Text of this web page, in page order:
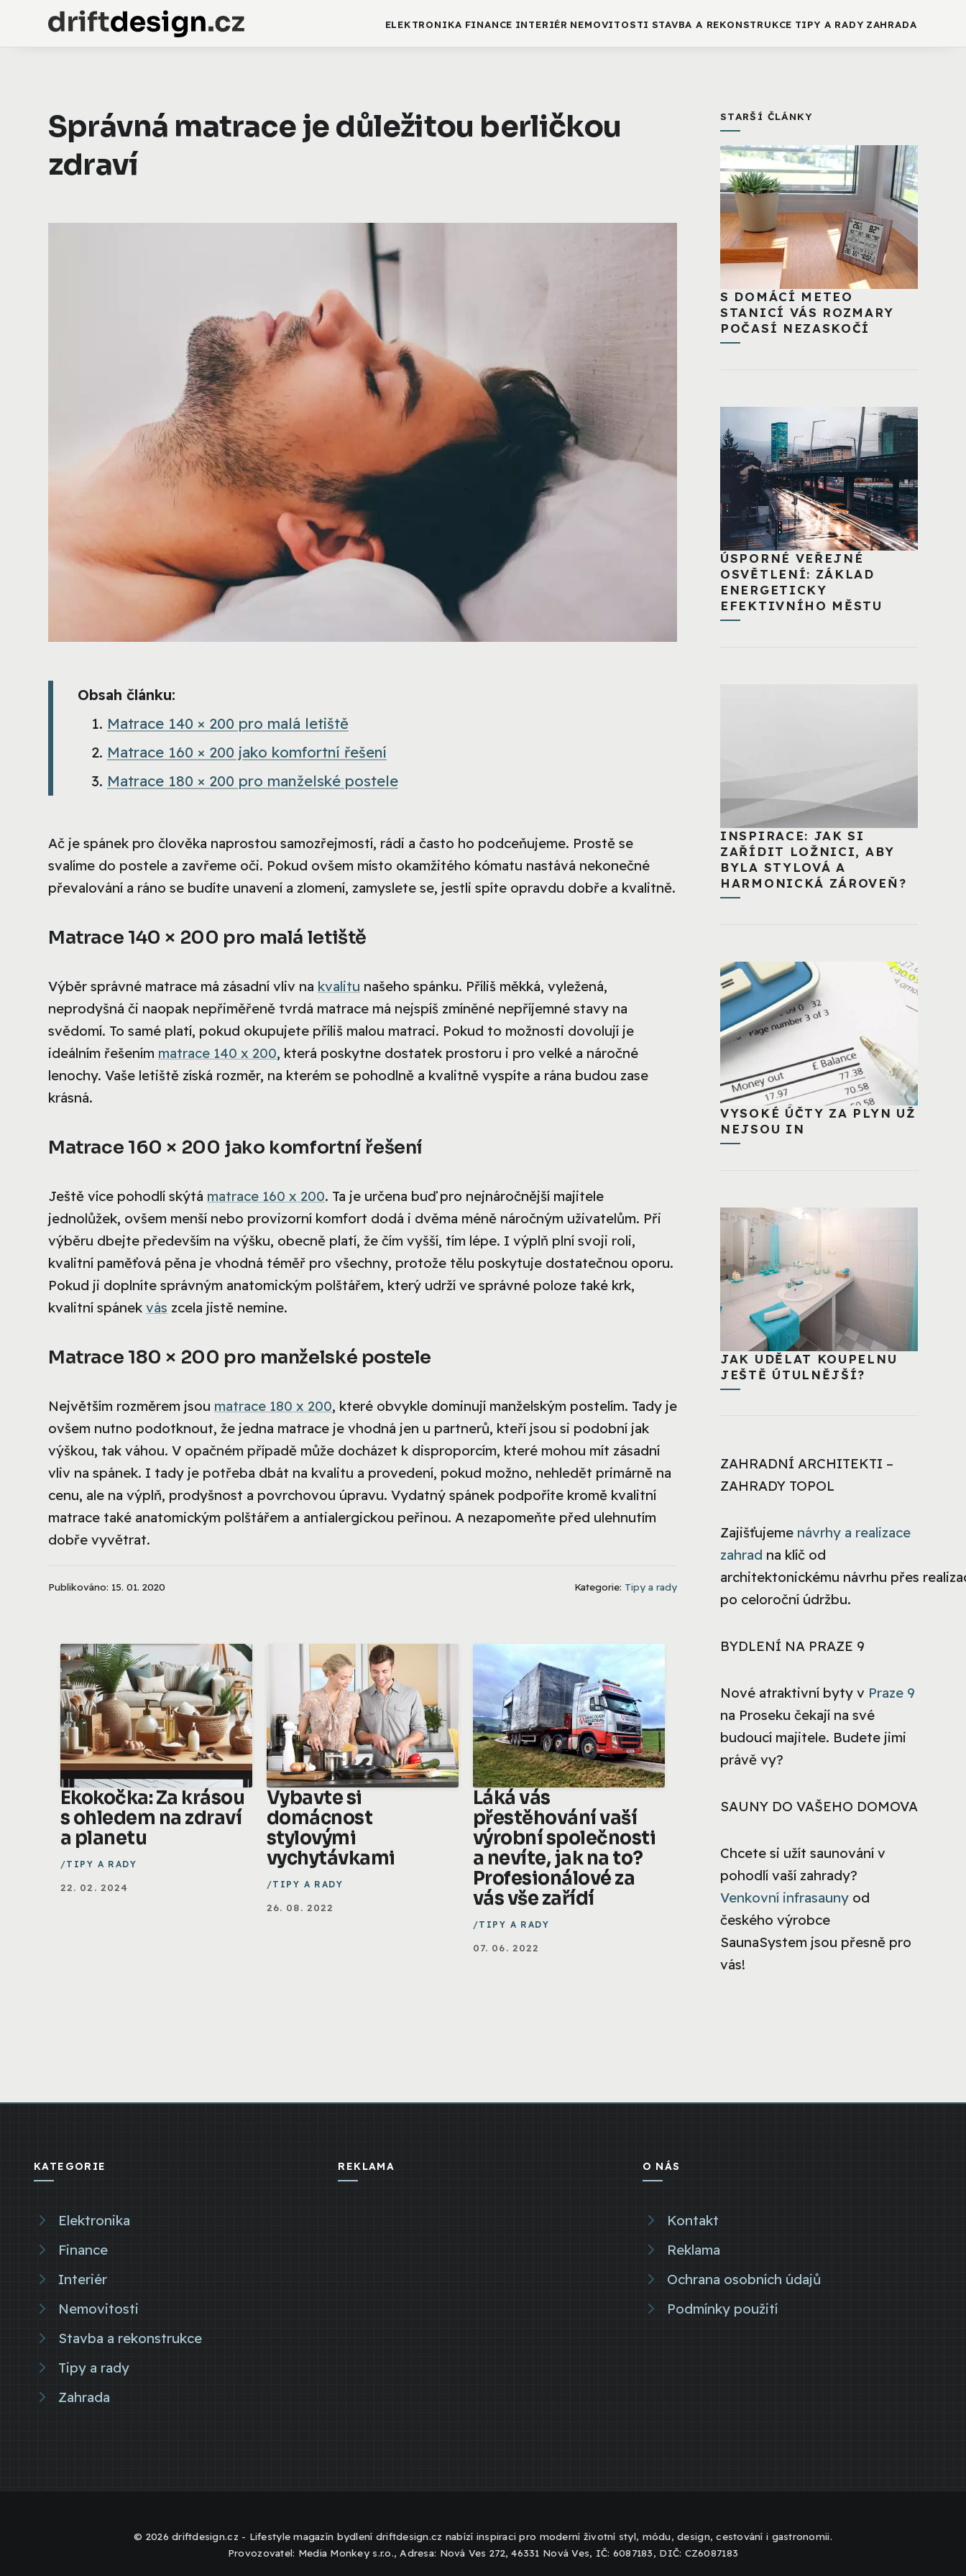
ELEKTRONIKA FINANCE INTERIÉR NEMOVITOSTI STAVBA A REKONSTRUKCE TIPY A RADY ZAHRADA
Správná matrace je důležitou berličkou
zdraví
Obsah článku:
Matrace 140 × 200 pro malá letiště
Matrace 160 × 200 jako komfortní řešení
Matrace 180 × 200 pro manželské postele
Ač je spánek pro člověka naprostou samozřejmostí, rádi a často ho podceňujeme. Prostě se
svalíme do postele a zavřeme oči. Pokud ovšem místo okamžitého kómatu nastává nekonečné
převalování a ráno se budíte unavení a zlomení, zamyslete se, jestli spíte opravdu dobře a kvalitně.
Matrace 140 × 200 pro malá letiště
Výběr správné matrace má zásadní vliv na kvalitu našeho spánku. Příliš měkká, vyležená,
neprodyšná či naopak nepřiměřeně tvrdá matrace má nejspíš zmíněné nepříjemné stavy na
svědomí. To samé platí, pokud okupujete příliš malou matraci. Pokud to možnosti dovolují je
ideálním řešením matrace 140 x 200, která poskytne dostatek prostoru i pro velké a náročné
lenochy. Vaše letiště získá rozměr, na kterém se pohodlně a kvalitně vyspíte a rána budou zase
krásná.
Matrace 160 × 200 jako komfortní řešení
Ještě více pohodlí skýtá matrace 160 x 200. Ta je určena buď pro nejnáročnější majitele
jednolůžek, ovšem menší nebo provizorní komfort dodá i dvěma méně náročným uživatelům. Při
výběru dbejte především na výšku, obecně platí, že čím vyšší, tím lépe. I výplň plní svoji roli,
kvalitní paměťová pěna je vhodná téměř pro všechny, protože tělu poskytuje dostatečnou oporu.
Pokud ji doplníte správným anatomickým polštářem, který udrží ve správné poloze také krk,
kvalitní spánek vás zcela jistě nemine.
Matrace 180 × 200 pro manželské postele
Největším rozměrem jsou matrace 180 x 200, které obvykle dominují manželským postelím. Tady je
ovšem nutno podotknout, že jedna matrace je vhodná jen u partnerů, kteří jsou si podobní jak
výškou, tak váhou. V opačném případě může docházet k disproporcím, které mohou mít zásadní
vliv na spánek. I tady je potřeba dbát na kvalitu a provedení, pokud možno, nehledět primárně na
cenu, ale na výplň, prodyšnost a povrchovou úpravu. Vydatný spánek podpoříte kromě kvalitní
matrace také anatomickým polštářem a antialergickou peřinou. A nezapomeňte před ulehnutím
dobře vyvětrat.
Publikováno: 15. 01. 2020 Kategorie: Tipy a rady
Ekokočka: Za krásou
s ohledem na zdraví
a planetu
TIPY A RADY
22. 02. 2024
Vybavte si
domácnost
stylovými
vychytávkami
TIPY A RADY
26. 08. 2022
Láká vás
přestěhování vaší
výrobní společnosti
a nevíte, jak na to?
Profesionálové za
vás vše zařídí
TIPY A RADY
07. 06. 2022
STARŠÍ ČLÁNKY
S DOMÁCÍ METEO
STANICÍ VÁS ROZMARY
POČASÍ NEZASKOČÍ
ÚSPORNÉ VEŘEJNÉ
OSVĚTLENÍ: ZÁKLAD
ENERGETICKY
EFEKTIVNÍHO MĚSTU
INSPIRACE: JAK SI
ZAŘÍDIT LOŽNICI, ABY
BYLA STYLOVÁ A
HARMONICKÁ ZÁROVEŇ?
VYSOKÉ ÚČTY ZA PLYN UŽ
NEJSOU IN
JAK UDĚLAT KOUPELNU
JEŠTĚ ÚTULNĚJŠÍ?
ZAHRADNÍ ARCHITEKTI –
ZAHRADY TOPOL
Zajišťujeme návrhy a realizace
zahrad na klíč od
architektonickému návrhu přes
po celoroční údržbu.
BYDLENÍ NA PRAZE 9
Nové atraktivní byty v Praze 9
na Proseku čekají na své
budoucí majitele. Budete jimi
právě vy?
SAUNY DO VAŠEHO DOMOVA
Chcete si užít saunování v
pohodlí vaší zahrady?
Venkovní infrasauny od
českého výrobce
SaunaSystem jsou přesně pro
vás!
KATEGORIE
Elektronika
Finance
Interiér
Nemovitosti
Stavba a rekonstrukce
Tipy a rady
Zahrada
REKLAMA O NÁS
Kontakt
Reklama
Ochrana osobních údajů
Podmínky použití
© 2026 driftdesign.cz - Lifestyle magazín bydlení driftdesign.cz nabízí inspiraci pro moderní životní styl, módu, design, cestování i gastronomii.
Provozovatel: Media Monkey s.r.o., Adresa: Nová Ves 272, 46331 Nová Ves, IČ: 6087183, DIČ: CZ6087183